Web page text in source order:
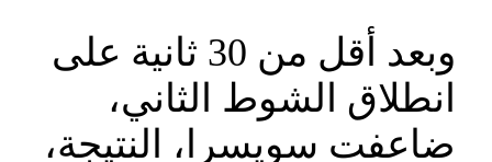
وبعد أقل من 30 ثانية على
انطلاق الشوط الثاني،
ضاعفت سويسرا، النتيجة،